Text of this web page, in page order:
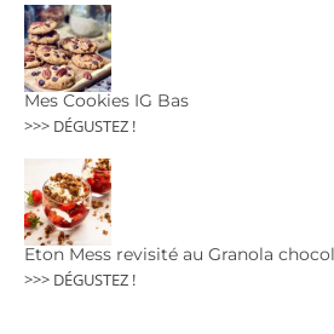
Mes Cookies IG Bas
>>> DÉGUSTEZ !
Eton Mess revisité au Granola
>>> DÉGUSTEZ !